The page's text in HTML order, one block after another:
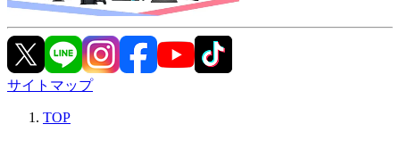
サイトマップ
TOP